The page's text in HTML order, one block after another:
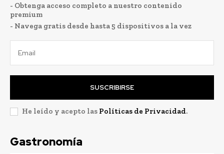
- Obtenga acceso completo a nuestro contenido
premium
- Navega gratis desde hasta 5 dispositivos a la vez
SUSCRIBIRSE
He leído y acepto las Políticas de Privacidad.
Gastronomía